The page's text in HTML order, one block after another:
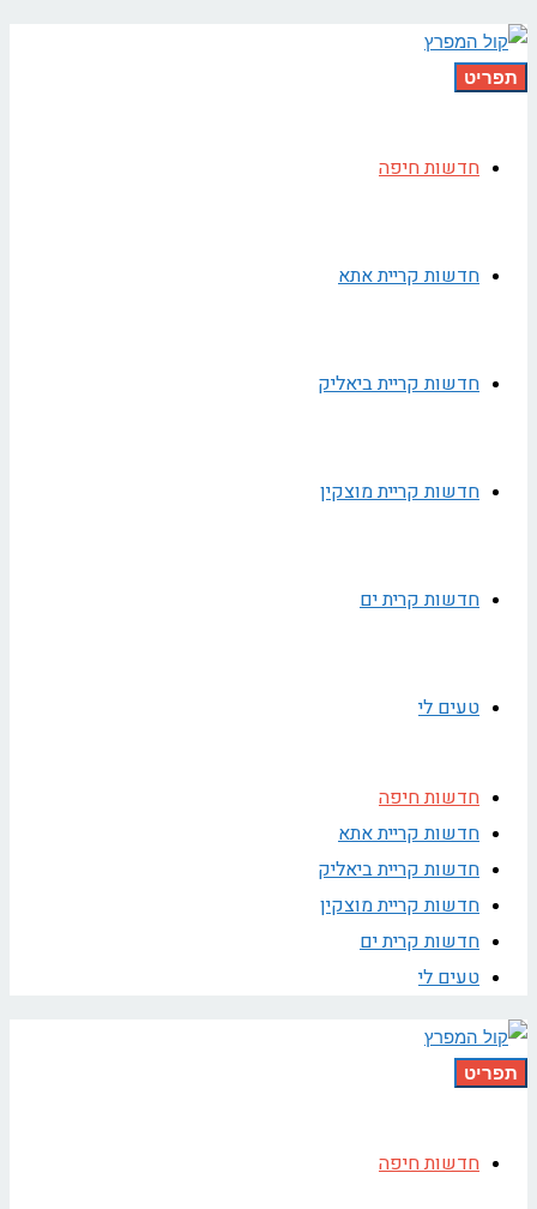
תפריט
חדשות חיפה
חדשות קריית אתא
חדשות קריית ביאליק
חדשות קריית מוצקין
חדשות קרית ים
טעים לי
חדשות חיפה
חדשות קריית אתא
חדשות קריית ביאליק
חדשות קריית מוצקין
חדשות קרית ים
טעים לי
תפריט
חדשות חיפה